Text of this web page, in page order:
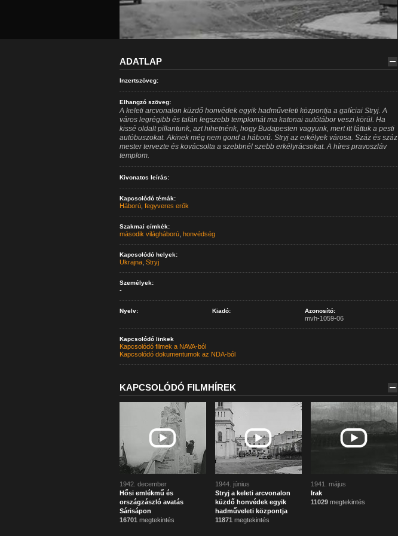
ADATLAP
Inzertszöveg:
Elhangzó szöveg:
A keleti arcvonalon küzdő honvédek egyik hadműveleti központja a galíciai Stryj. A
város legrégibb és talán legszebb templomát ma katonai autótábor veszi körül. Ha
kissé oldalt pillantunk, azt hihetnénk, hogy Budapesten vagyunk, mert itt láttuk a pesti
autóbuszokat. Akinek még nem gond a háború. Stryj az erkélyek városa. Száz és száz
mester tervezte és kovácsolta a szebbnél szebb erkélyrácsokat. A híres pravoszláv
templom.
Kivonatos leírás:
Kapcsolódó témák:
Háború, fegyveres erők
Szakmai címkék:
második világháború, honvédség
Kapcsolódó helyek:
Ukrajna, Stryj
Személyek:
-
Nyelv: Kiadó: Azonosító:
mvh-1059-06
Kapcsolódó linkek
Kapcsolódó filmek a NAVA-ból
Kapcsolódó dokumentumok az NDA-ból
KAPCSOLÓDÓ FILMHÍREK
1942. december
Hősi emlékmű és
országzászló avatás
Sárisápon
16701 megtekintés
1944. június
Stryj a keleti arcvonalon
küzdő honvédek egyik
hadműveleti központja
11871 megtekintés
1941. május
Irak
11029megtekintés